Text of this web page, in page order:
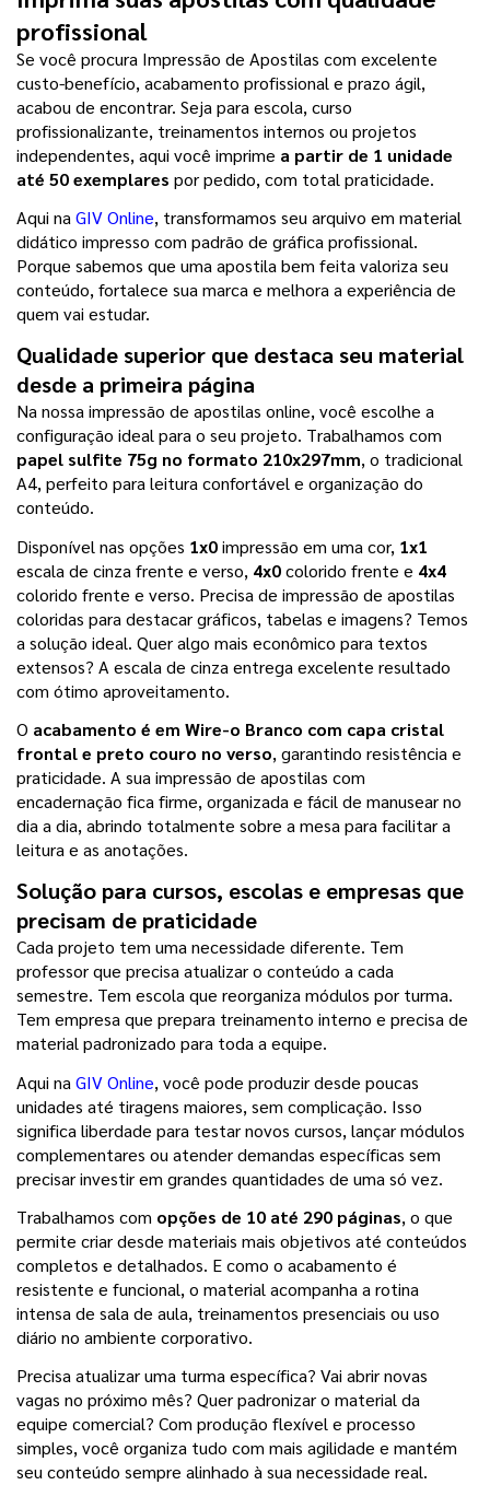
profissional
Se você procura Impressão de Apostilas com excelente
custo-benefício, acabamento profissional e prazo ágil,
acabou de encontrar. Seja para escola, curso
profissionalizante, treinamentos internos ou projetos
independentes, aqui você imprime a partir de 1 unidade
até 50 exemplares por pedido, com total praticidade.
Aqui na GIV Online, transformamos seu arquivo em material
didático impresso com padrão de gráfica profissional.
Porque sabemos que uma apostila bem feita valoriza seu
conteúdo, fortalece sua marca e melhora a experiência de
quem vai estudar.
Qualidade superior que destaca seu material
desde a primeira página
Na nossa impressão de apostilas online, você escolhe a
configuração ideal para o seu projeto. Trabalhamos com
papel sulfite 75g no formato 210x297mm, o tradicional
A4, perfeito para leitura confortável e organização do
conteúdo.
Disponível nas opções 1x0 impressão em uma cor, 1x1
escala de cinza frente e verso, 4x0 colorido frente e 4x4
colorido frente e verso. Precisa de impressão de apostilas
coloridas para destacar gráficos, tabelas e imagens? Temos
a solução ideal. Quer algo mais econômico para textos
extensos? A escala de cinza entrega excelente resultado
com ótimo aproveitamento.
O acabamento é em Wire-o Branco com capa cristal
frontal e preto couro no verso, garantindo resistência e
praticidade. A sua impressão de apostilas com
encadernação fica firme, organizada e fácil de manusear no
dia a dia, abrindo totalmente sobre a mesa para facilitar a
leitura e as anotações.
Solução para cursos, escolas e empresas que
precisam de praticidade
Cada projeto tem uma necessidade diferente. Tem
professor que precisa atualizar o conteúdo a cada
semestre. Tem escola que reorganiza módulos por turma.
Tem empresa que prepara treinamento interno e precisa de
material padronizado para toda a equipe.
Aqui na GIV Online, você pode produzir desde poucas
unidades até tiragens maiores, sem complicação. Isso
significa liberdade para testar novos cursos, lançar módulos
complementares ou atender demandas específicas sem
precisar investir em grandes quantidades de uma só vez.
Trabalhamos com opções de 10 até 290 páginas, o que
permite criar desde materiais mais objetivos até conteúdos
completos e detalhados. E como o acabamento é
resistente e funcional, o material acompanha a rotina
intensa de sala de aula, treinamentos presenciais ou uso
diário no ambiente corporativo.
Precisa atualizar uma turma específica? Vai abrir novas
vagas no próximo mês? Quer padronizar o material da
equipe comercial? Com produção flexível e processo
simples, você organiza tudo com mais agilidade e mantém
seu conteúdo sempre alinhado à sua necessidade real.